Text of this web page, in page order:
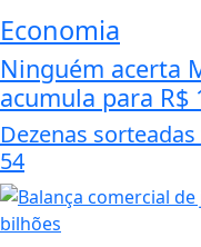
Economia
Ninguém acerta
acumula para R$
Dezenas
54